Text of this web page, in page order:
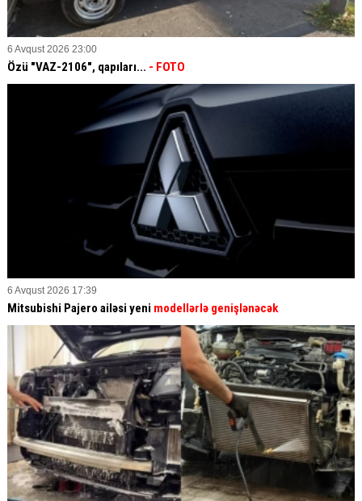
6 Avqust 2026 23:00
Özü "VAZ-2106", qapıları... - FOTO
6 Avqust 2026 17:39
Mitsubishi Pajero ailəsi yeni modellərlə genişlənəcək